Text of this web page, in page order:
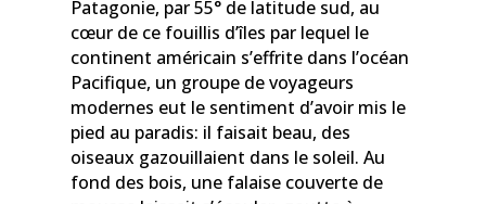
Patagonie, par 55° de latitude sud, au
cœur de ce fouillis d’îles par lequel le
continent américain s’effrite dans l’océan
Pacifique, un groupe de voyageurs
modernes eut le sentiment d’avoir mis le
pied au paradis: il faisait beau, des
oiseaux gazouillaient dans le soleil. Au
fond des bois, une falaise couverte de